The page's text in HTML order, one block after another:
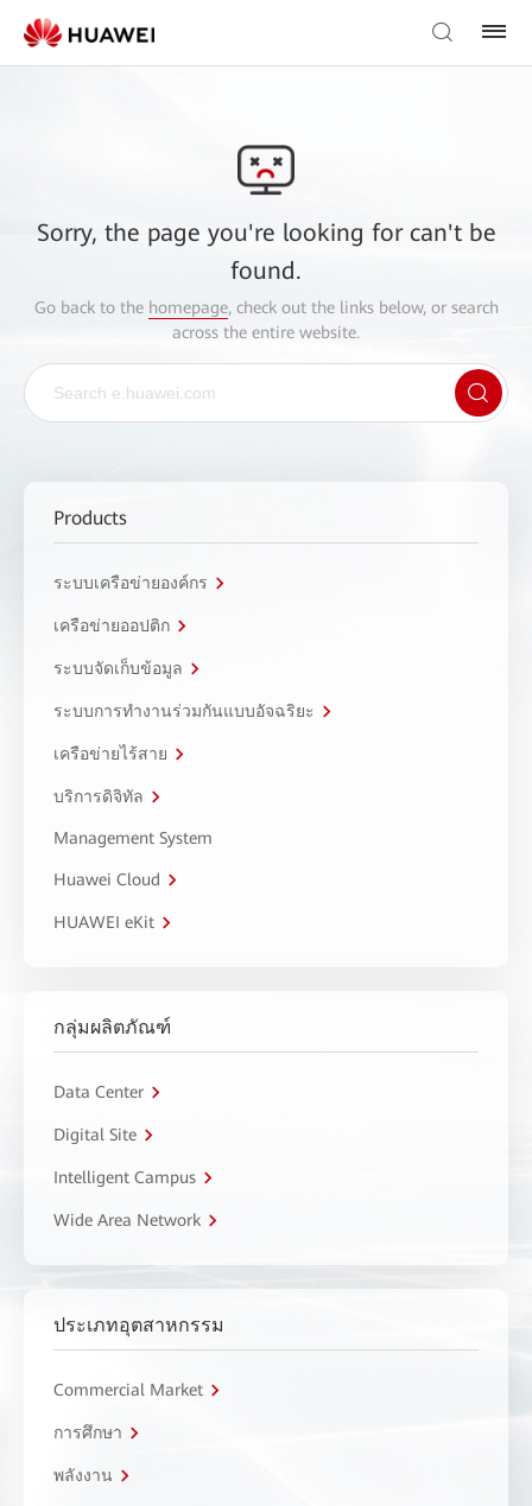
Sorry, the page you're looking for can't be
found.
Go back to the homepage, check out the links below, or search
across the entire website.
Products
ระบบเครือข่ายองค์กร
เครือข่ายออปติก
ระบบจัดเก็บข้อมูล
ระบบการทำงานร่วมกันแบบอัจฉริยะ
เครือข่ายไร้สาย
บริการดิจิทัล
Management System
Huawei Cloud
HUAWEI eKit
กลุ่มผลิตภัณฑ์
Data Center
Digital Site
Intelligent Campus
Wide Area Network
ประเภทอุตสาหกรรม
Commercial Market
การศึกษา
พลังงาน